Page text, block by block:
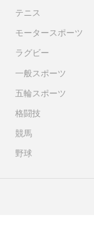
テニス
モータースポーツ
ラグビー
一般スポーツ
五輪スポーツ
格闘技
競馬
野球